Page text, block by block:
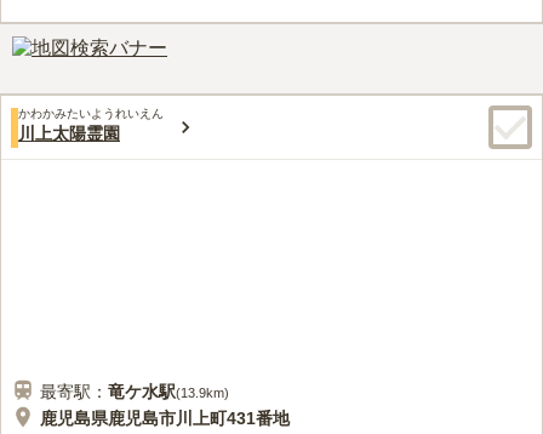
かわかみたいようれいえん
川上太陽霊園
最寄駅： 竜ケ水駅(13.9km)
鹿児島県鹿児島市川上町431番地